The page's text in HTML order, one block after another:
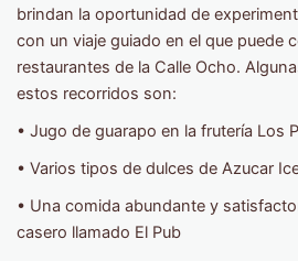
brindan la oportunidad de
con un viaje guiado en el que puede
restaurantes de la Calle Ocho.
estos recorridos son:
• Jugo de guarapo en la frutería Los
• Varios tipos de dulces de Azucar
• Una comida abundante y
casero llamado El Pub